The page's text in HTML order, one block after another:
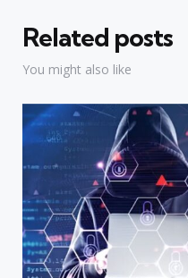
Related posts
You might also like